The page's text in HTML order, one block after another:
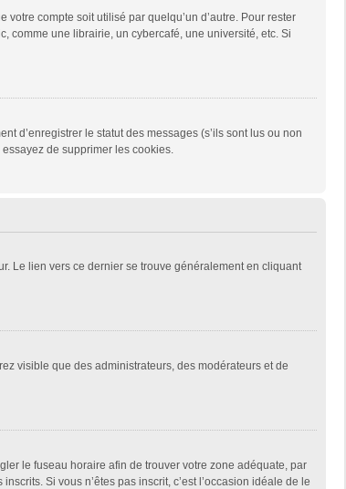
compte soit utilisé par quelqu’un d’autre. Pour rester
comme une librairie, un cybercafé, une université, etc. Si
d’enregistrer le statut des messages (s’ils sont lus ou non
de supprimer les cookies.
Le lien vers ce dernier se trouve généralement en cliquant
visible que des administrateurs, des modérateurs et de
le fuseau horaire afin de trouver votre zone adéquate, par
Si vous n’êtes pas inscrit, c’est l’occasion idéale de le